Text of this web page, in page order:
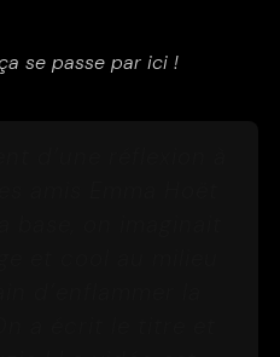
se passe par ici !